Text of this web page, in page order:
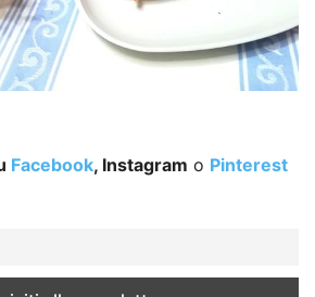
Facebook, Instagram o Pinterest